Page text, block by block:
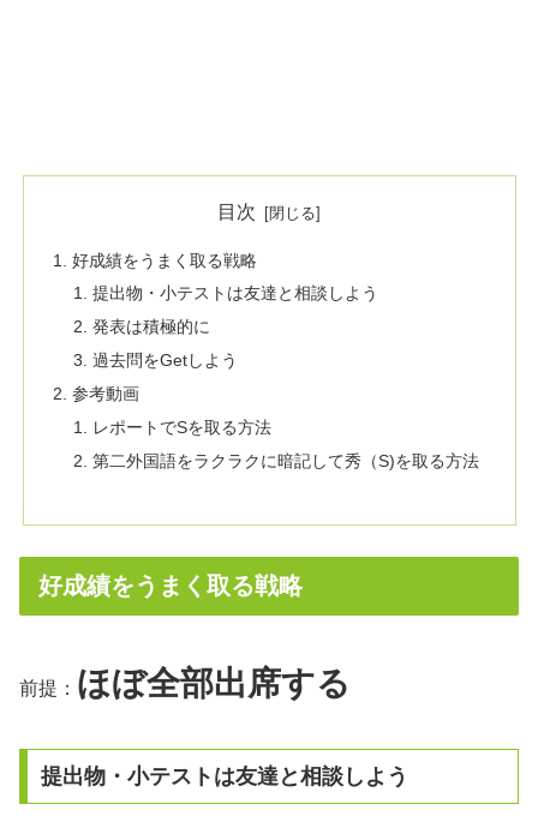
目次
好成績をうまく取る戦略
提出物・小テストは友達と相談しよう
発表は積極的に
過去問をGetしよう
参考動画
レポートでSを取る方法
第二外国語をラクラクに暗記して秀（S)を取る方法
好成績をうまく取る戦略
前提： ほぼ全部出席する
提出物・小テストは友達と相談しよう